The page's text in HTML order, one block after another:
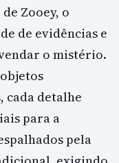
Zooey, o
de evidências e
o mistério.
cada detalhe
para a
pela